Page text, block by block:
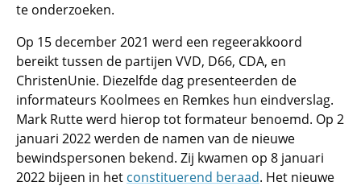
te onderzoeken.
Op 15 december 2021 werd een regeerakkoord
bereikt tussen de partijen VVD, D66, CDA, en
ChristenUnie. Diezelfde dag presenteerden de
informateurs Koolmees en Remkes hun eindverslag.
Mark Rutte werd hierop tot formateur benoemd. Op 2
januari 2022 werden de namen van de nieuwe
bewindspersonen bekend. Zij kwamen op 8 januari
2022 bijeen in het constituerend beraad. Het nieuwe